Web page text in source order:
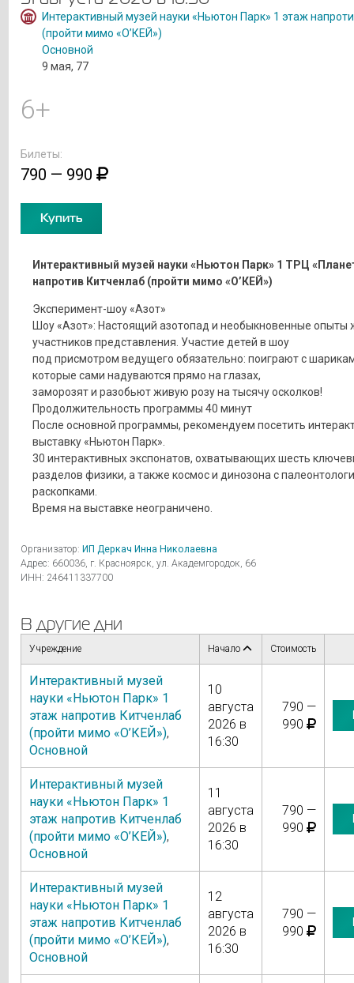
Интерактивный музей науки «Ньютон Парк» 1 этаж
(пройти мимо «О’КЕЙ»)
Основной
9 мая, 77
6+
Билеты:
790 — 990
Купить
Интерактивный музей науки «Ньютон Парк» 1 ТРЦ
напротив Китченлаб (пройти мимо «О’КЕЙ»)
Эксперимент-шоу «Азот»
Шоу «Азот»: Настоящий азотопад и необыкновенные опыты
участников представления. Участие детей в шоу
под присмотром ведущего обязательно: поиграют с
которые сами надуваются прямо на глазах,
заморозят и разобьют живую розу на тысячу осколков!
Продолжительность программы 40 минут
После основной программы, рекомендуем посетить
выставку «Ньютон Парк».
30 интерактивных экспонатов, охватывающих шесть
разделов физики, а также космос и динозона с
раскопками.
Время на выставке неограничено.
Организатор: ИП Деркач Инна Николаевна
Адрес: 660036, г. Красноярск, ул. Академгородок, 66
ИНН: 246411337700
В другие дни
Учреждение Начало Стоимость
Интерактивный музей
науки «Ньютон Парк» 1
этаж напротив Китченлаб
(пройти мимо «О’КЕЙ»),
Основной
10
августа
2026 в
16:30
790 —
990
Интерактивный музей
науки «Ньютон Парк» 1
этаж напротив Китченлаб
(пройти мимо «О’КЕЙ»),
Основной
11
августа
2026 в
16:30
790 —
990
Интерактивный музей
науки «Ньютон Парк» 1
этаж напротив Китченлаб
(пройти мимо «О’КЕЙ»),
Основной
12
августа
2026 в
16:30
790 —
990